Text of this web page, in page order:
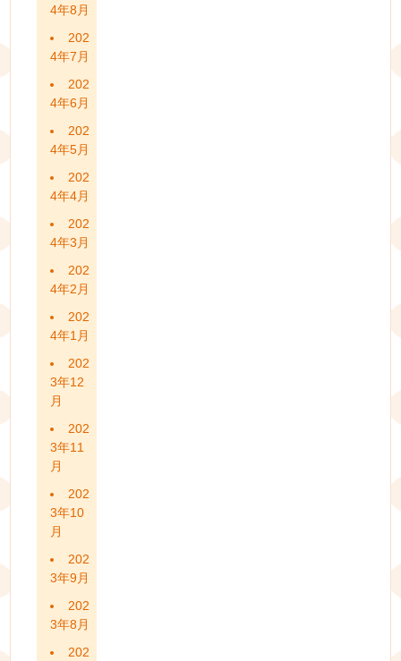
4年8月
202
4年7月
202
4年6月
202
4年5月
202
4年4月
202
4年3月
202
4年2月
202
4年1月
202
3年12
月
202
3年11
月
202
3年10
月
202
3年9月
202
3年8月
202